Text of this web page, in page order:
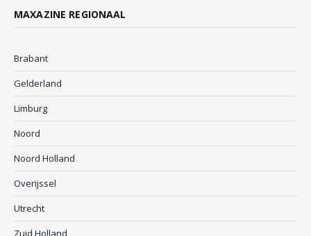
MAXAZINE REGIONAAL
Brabant
Gelderland
Limburg
Noord
Noord Holland
Overijssel
Utrecht
Zuid Holland